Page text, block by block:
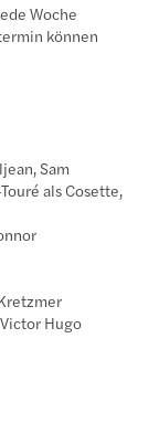
Woche
können
Sam
als Cosette,
Hugo